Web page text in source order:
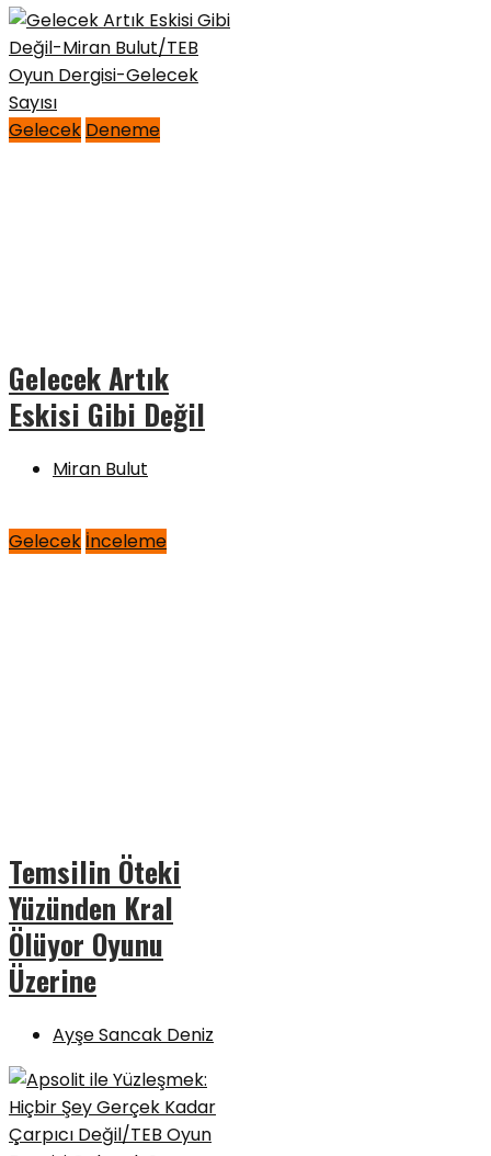
Gelecek Deneme
Gelecek Artık
Eskisi Gibi Değil
Miran Bulut
Gelecek İnceleme
Temsilin Öteki
Yüzünden Kral
Ölüyor Oyunu
Üzerine
Ayşe Sancak Deniz